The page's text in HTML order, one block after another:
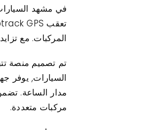
المركبات. مع
مركبات متعددة.